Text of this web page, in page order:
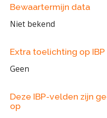
Bewaartermijn data
Niet bekend
Extra toelichting op IBP
Geen
Deze IBP-velden zijn
op